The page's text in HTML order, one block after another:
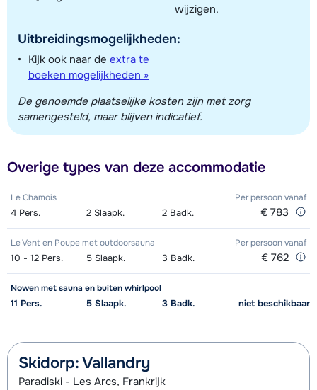
Uitbreidingsmogelijkheden:
Kijk ook naar de extra te
boeken mogelijkheden »
wijzigen.
De genoemde plaatselijke kosten zijn met zorg
samengesteld, maar blijven indicatief.
Overige types van deze accommodatie
Le Chamois Per persoonvanaf
4 Pers. 2 Slaapk. 2 Badk. € 783
Le Vent en Poupe met outdoorsauna Per persoonvanaf
10 - 12 Pers. 5 Slaapk. 3 Badk. € 762
Nowen met sauna en buiten whirlpool
11 Pers. 5 Slaapk. 3 Badk. niet beschikbaar
Skidorp: Vallandry
Paradiski - Les Arcs, Frankrijk